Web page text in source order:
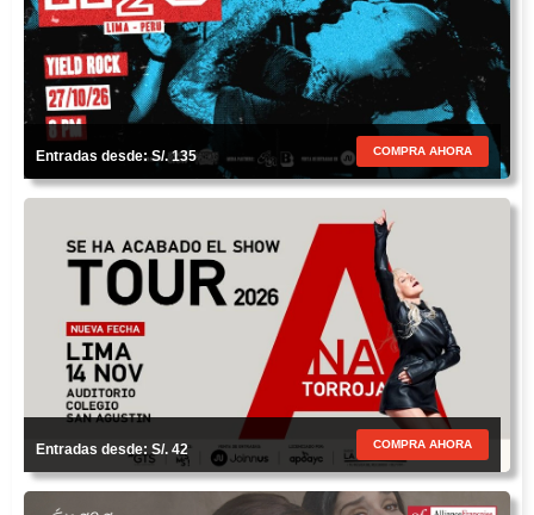
Entradas desde: S/. 135 COMPRA AHORA
Entradas desde: S/. 42 COMPRA AHORA